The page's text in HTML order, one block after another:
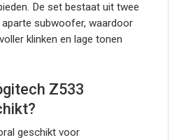
De set bestaat uit twee
subwoofer, waardoor
klinken en lage tonen
Z533
geschikt voor